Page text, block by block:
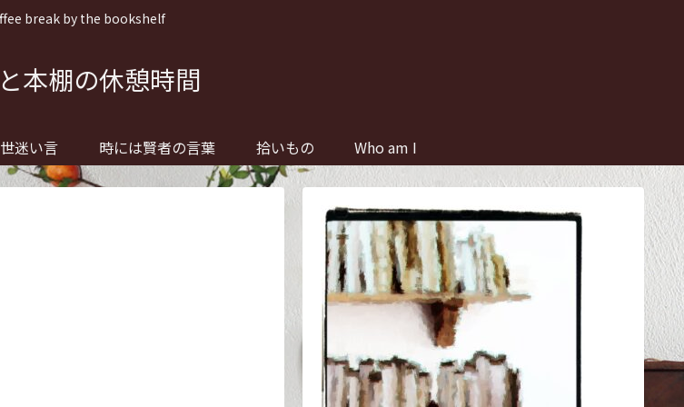
break by the bookshelf
本棚の休憩時間
世迷い言 時には賢者の言葉 拾いもの Who am I